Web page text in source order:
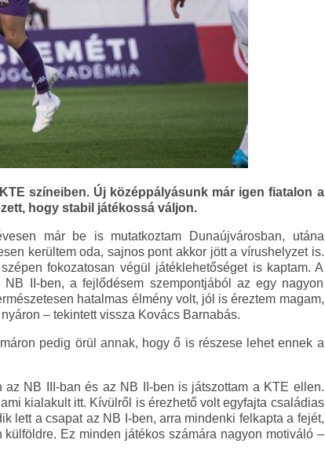
színeiben. Új középpályásunk már igen fiatalon a
hogy stabil játékossá váljon.
már be is mutatkoztam Dunaújvárosban, utána
kerültem oda, sajnos pont akkor jött a vírushelyzet is.
fokozatosan végül játéklehetőséget is kaptam. A
II-ben, a fejlődésem szempontjából az egy nagyon
hatalmas élmény volt, jól is éreztem magam,
– tekintett vissza Kovács Barnabás.
pedig örül annak, hogy ő is részese lehet ennek a
NB III-ban és az NB II-ben is játszottam a KTE ellen.
kialakult itt. Kívülről is érezhető volt egyfajta családias
lett a csapat az NB I-ben, arra mindenki felkapta a fejét,
Ez minden játékos számára nagyon motiváló –